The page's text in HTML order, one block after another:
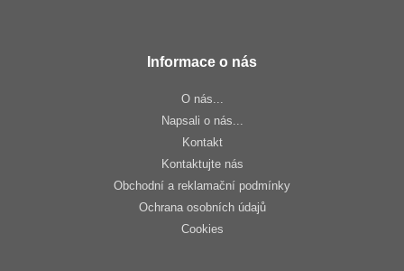
Informace o nás
O nás...
Napsali o nás...
Kontakt
Kontaktujte nás
Obchodní a reklamační podmínky
Ochrana osobních údajů
Cookies